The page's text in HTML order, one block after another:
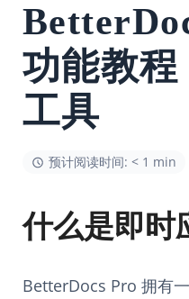
功能教
工具
预计阅读时间: < 1 min
什么是即时
BetterDocs Pro 拥有